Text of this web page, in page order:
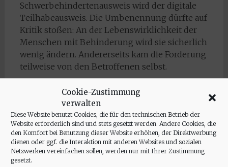
Cookie-Zustimmung
verwalten
Diese Website benutzt Cookies, die für den technischen Betrieb der
Website erforderlich sind und stets gesetzt werden. Andere Cookies, die
den Komfort bei Benutzung dieser Website erhöhen, der Direktwerbung
dienen oder ggf. die Interaktion mit anderen Websites und sozialen
Netzwerken vereinfachen sollen, werden nur mit Ihrer Zustimmung
gesetzt.
Schwerbehindertenausweis wird der digitale
Teilhabeausweis. Die Umbenennung dürfte auf
Kritik stoßen: An der Lebenswirklichkeit der
Menschen mit Behinderung wird sie sicherlich
wenig ändern. Andererseits kam die Forderung
teilweise von den Betroffenen selbst.
Ausgelöst hat die Debatte eine Schülerin mit
Down-Syndrom, die das Wort
„Schwerbehindert“ in ihrem Ausweis nicht
mochte und es mit„Schwer-in-
Ordnung“überdeckte. Die Idee ging viral, sogar
die Versorgungsämter ließen daraufhin
spezielle Hüllen anfertigen.